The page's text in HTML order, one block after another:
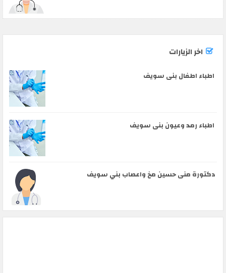
اخر الزيارات
اطباء اطفال بنى سويف
اطباء رمد وعيون بنى سويف
دكتورة منى حسين مخ واعصاب بني سويف